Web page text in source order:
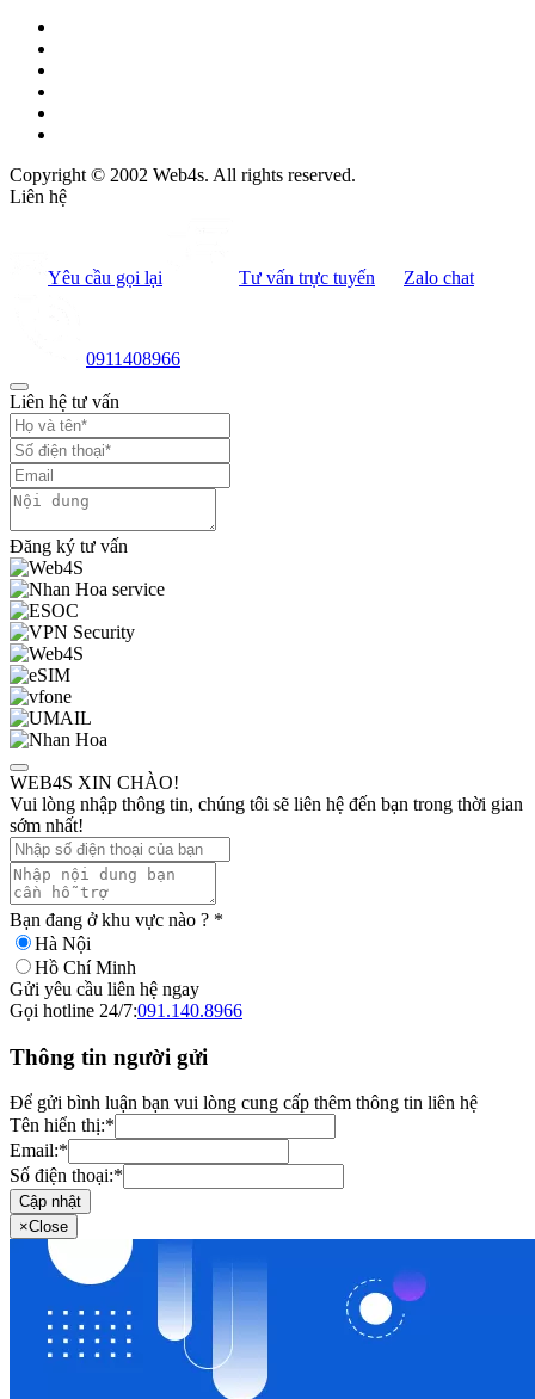
Copyright © 2002 Web4s. All rights reserved.
Liên hệ
Yêu cầu gọi lại Tư vấn trực tuyến Zalo chat
0911408966
Liên hệ tư vấn
Đăng ký tư vấn
WEB4S XIN CHÀO!
Vui lòng nhập thông tin, chúng tôi sẽ liên hệ đến bạn trong thời gian
sớm nhất!
Bạn đang ở khu vực nào ? *
Hà Nội
Hồ Chí Minh
Gửi yêu cầu liên hệ ngay
Gọi hotline 24/7:091.140.8966
Thông tin người gửi
Để gửi bình luận bạn vui lòng cung cấp thêm thông tin liên hệ
Tên hiển thị:*
Email:*
Số điện thoại:*
Cập nhật
×Close